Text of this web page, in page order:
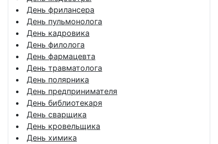
День фрилансера
День пульмонолога
День кадровика
День филолога
День фармацевта
День травматолога
День полярника
День предпринимателя
День библиотекаря
День сварщика
День кровельщика
День химика